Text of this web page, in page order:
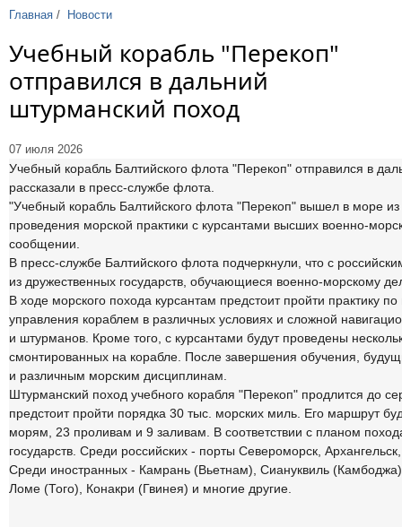
Главная / Новости
Учебный корабль "Перекоп"
отправился в дальний
штурманский поход
07 июля 2026
Учебный корабль Балтийского флота "Перекоп" отправился в
рассказали в пресс-службе флота.
"Учебный корабль Балтийского флота "Перекоп" вышел в море
проведения морской практики с курсантами высших военно-
сообщении.
В пресс-службе Балтийского флота подчеркнули, что с
из дружественных государств, обучающиеся военно-морскому
В ходе морского похода курсантам предстоит пройти практику
управления кораблем в различных условиях и сложной
и штурманов. Кроме того, с курсантами будут проведены
смонтированных на корабле. После завершения обучения,
и различным морским дисциплинам.
Штурманский поход учебного корабля "Перекоп" продлится до
предстоит пройти порядка 30 тыс. морских миль. Его маршрут
морям, 23 проливам и 9 заливам. В соответствии с планом
государств. Среди российских - порты Североморск,
Среди иностранных - Камрань (Вьетнам), Сиануквиль
Ломе (Того), Конакри (Гвинея) и многие другие.